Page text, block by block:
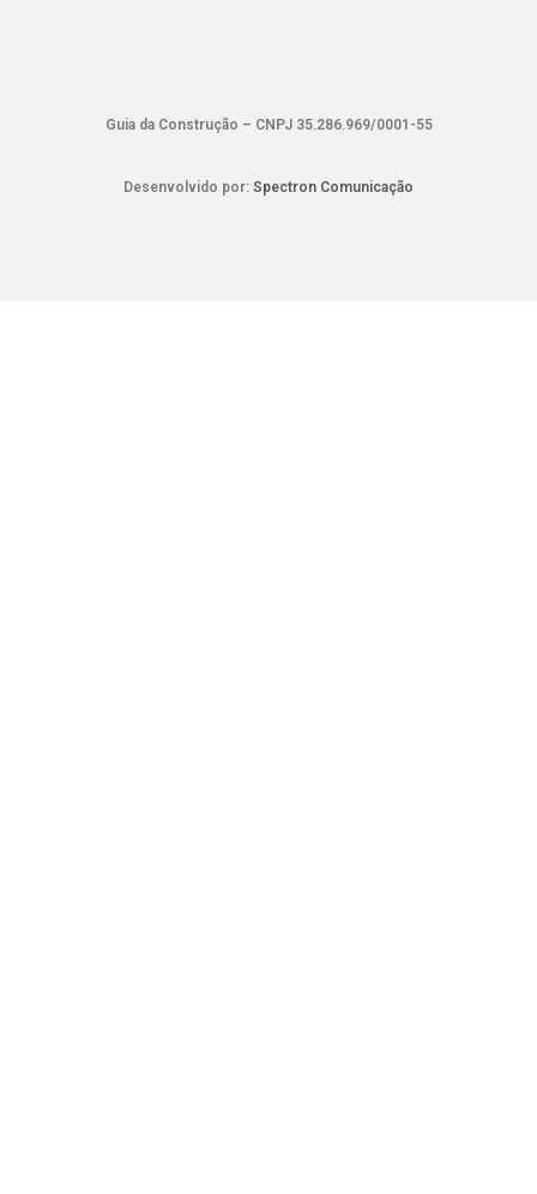
Guia da Construção – CNPJ 35.286.969/0001-55
Desenvolvido por: Spectron Comunicação